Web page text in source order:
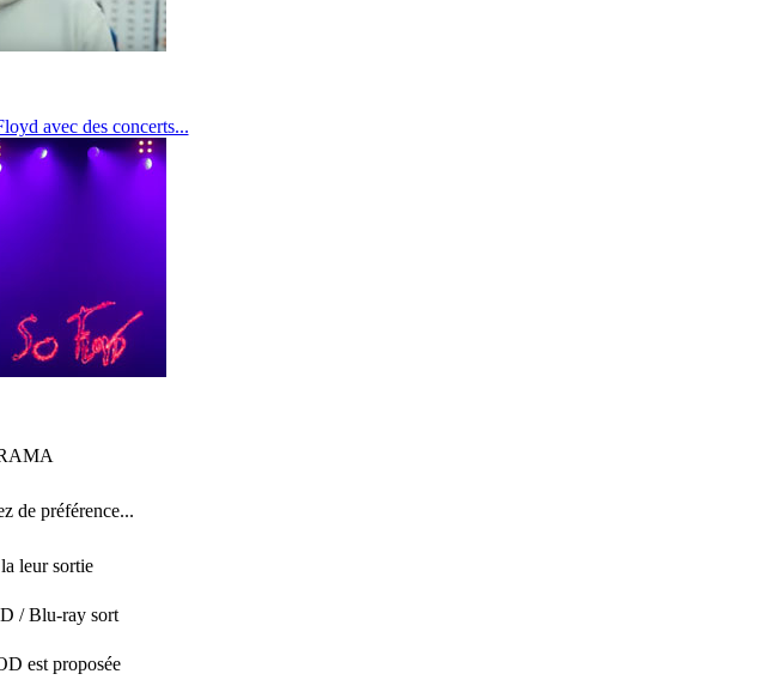
avec des concerts...
de préférence...
leur sortie
/ Blu-ray sort
est proposée